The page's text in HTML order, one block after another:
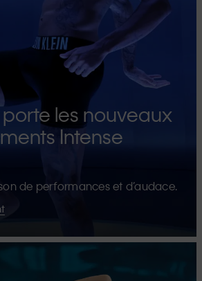
les nouveaux
Intense
de performances et d’audace.